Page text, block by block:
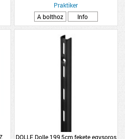
Praktiker
A bolthoz
Info
DOLLE Dolle 199,5cm fekete egysoros